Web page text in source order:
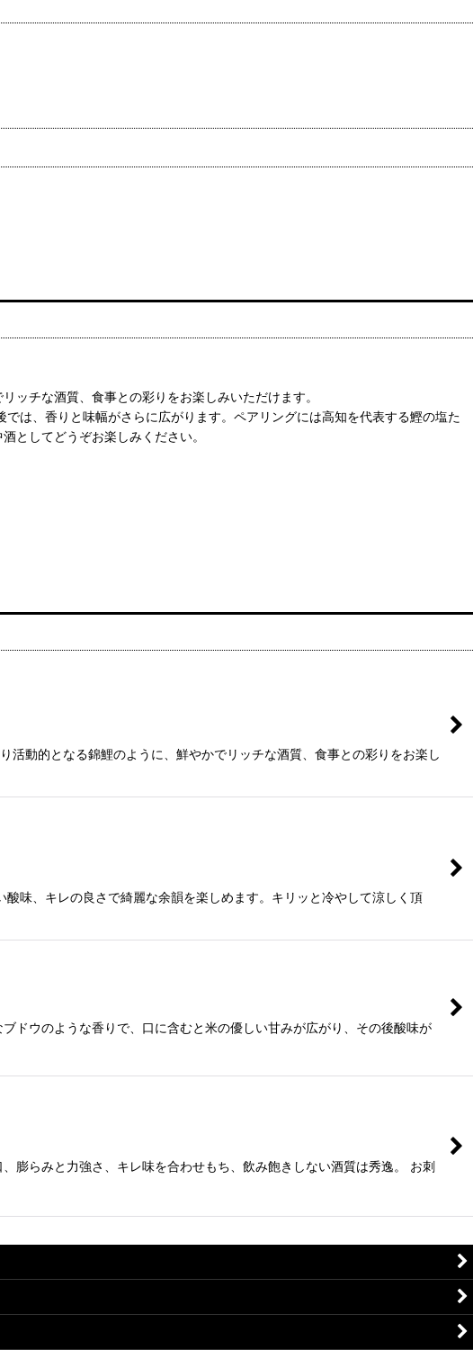
ッチな酒質、食事との彩りをお楽しみいただけます。
は、香りと味幅がさらに広がります。ペアリングには高知を代表する鰹の塩た
としてどうぞお楽しみください。
動的となる錦鯉のように、鮮やかでリッチな酒質、食事との彩りをお楽し
味、キレの良さで綺麗な余韻を楽しめます。キリッと冷やして涼しく頂
ドウのような香りで、口に含むと米の優しい甘みが広がり、その後酸味が
膨らみと力強さ、キレ味を合わせもち、飲み飽きしない酒質は秀逸。 お刺